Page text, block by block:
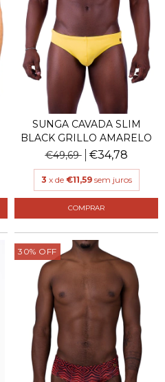
SUNGA CAVADA SLIM
BLACK GRILLO AMARELO
€49,69
€34,78
3 x de €11,59 sem juros
COMPRAR
30% OFF